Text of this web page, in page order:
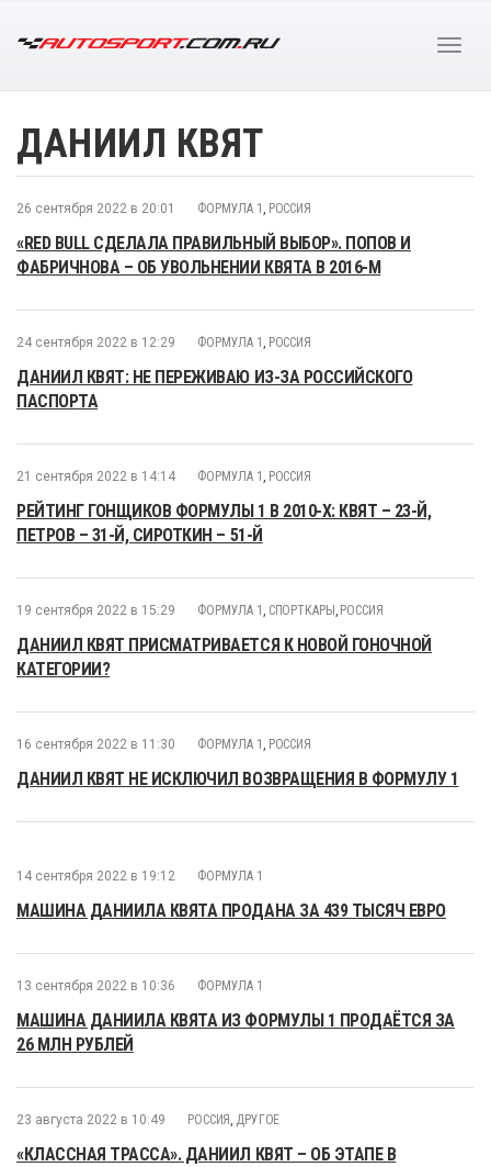
ДАНИИЛ КВЯТ
26 сентября 2022 в 20:01 ФОРМУЛА 1 , РОССИЯ
«RED BULL СДЕЛАЛА ПРАВИЛЬНЫЙ ВЫБОР». ПОПОВ И
ФАБРИЧНОВА – ОБ УВОЛЬНЕНИИ КВЯТА В 2016-М
24 сентября 2022 в 12:29 ФОРМУЛА 1 , РОССИЯ
ДАНИИЛ КВЯТ: НЕ ПЕРЕЖИВАЮ ИЗ-ЗА РОССИЙСКОГО
ПАСПОРТА
21 сентября 2022 в 14:14 ФОРМУЛА 1 , РОССИЯ
РЕЙТИНГ ГОНЩИКОВ ФОРМУЛЫ 1 В 2010-Х: КВЯТ – 23-Й,
ПЕТРОВ – 31-Й, СИРОТКИН – 51-Й
19 сентября 2022 в 15:29 ФОРМУЛА 1 , СПОРТКАРЫ , РОССИЯ
ДАНИИЛ КВЯТ ПРИСМАТРИВАЕТСЯ К НОВОЙ ГОНОЧНОЙ
КАТЕГОРИИ?
16 сентября 2022 в 11:30 ФОРМУЛА 1 , РОССИЯ
ДАНИИЛ КВЯТ НЕ ИСКЛЮЧИЛ ВОЗВРАЩЕНИЯ В ФОРМУЛУ 1
14 сентября 2022 в 19:12 ФОРМУЛА 1
МАШИНА ДАНИИЛА КВЯТА ПРОДАНА ЗА 439 ТЫСЯЧ ЕВРО
13 сентября 2022 в 10:36 ФОРМУЛА 1
МАШИНА ДАНИИЛА КВЯТА ИЗ ФОРМУЛЫ 1 ПРОДАЁТСЯ ЗА
26 МЛН РУБЛЕЙ
23 августа 2022 в 10:49 РОССИЯ , ДРУГОЕ
«КЛАССНАЯ ТРАССА». ДАНИИЛ КВЯТ – ОБ ЭТАПЕ В